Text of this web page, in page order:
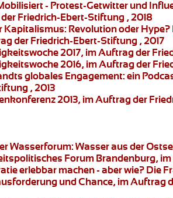
- Protest-Getwitter und
Friedrich-Ebert-Stiftung , 2018
Kapitalismus: Revolution oder Hype?
der Friedrich-Ebert-Stiftung , 2017
2017, im Auftrag der
2016, im Auftrag der
globales Engagement: ein
, 2013
2013, im Auftrag der
Wasserforum:Wasser aus der
Forum Brandenburg,
erlebbar machen - aber wie? Die
und Chance, im Auftrag